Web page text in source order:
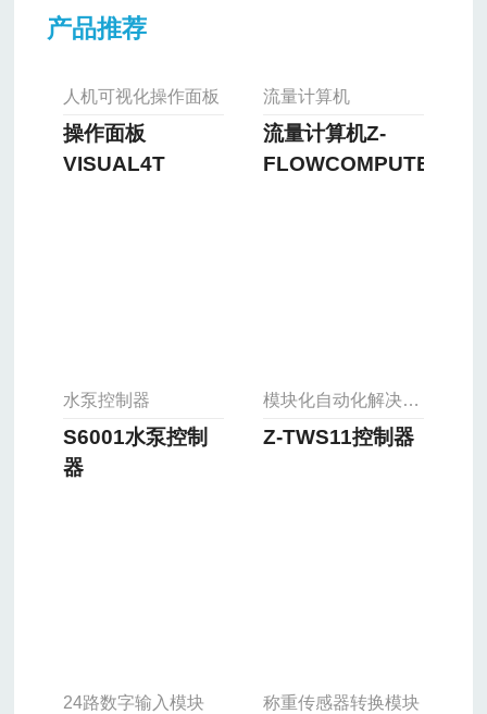
产品推荐
人机可视化操作面板
操作面板
VISUAL4T
流量计算机
流量计算机Z-
FLOWCOMPUTER
水泵控制器
S6001水泵控制
器
模块化自动化解决方案
Z-TWS11控制器
24路数字输入模块 称重传感器转换模块